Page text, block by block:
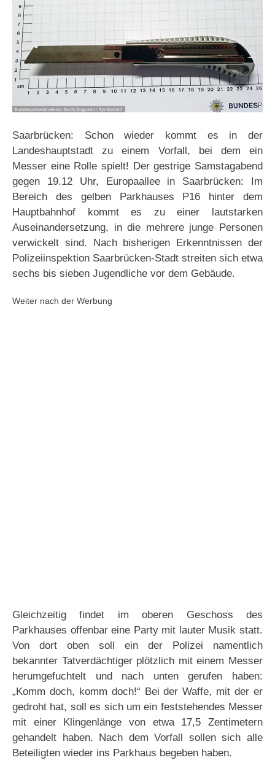
Saarbrücken: Schon wieder kommt es in der
Landeshauptstadt zu einem Vorfall, bei dem ein
Messer eine Rolle spielt! Der gestrige Samstagabend
gegen 19.12 Uhr, Europaallee in Saarbrücken: Im
Bereich des gelben Parkhauses P16 hinter dem
Hauptbahnhof kommt es zu einer lautstarken
Auseinandersetzung, in die mehrere junge Personen
verwickelt sind. Nach bisherigen Erkenntnissen der
Polizeiinspektion Saarbrücken-Stadt streiten sich etwa
sechs bis sieben Jugendliche vor dem Gebäude.
Weiter nach der Werbung
Gleichzeitig findet im oberen Geschoss des
Parkhauses offenbar eine Party mit lauter Musik statt.
Von dort oben soll ein der Polizei namentlich
bekannter Tatverdächtiger plötzlich mit einem Messer
herumgefuchtelt und nach unten gerufen haben:
„Komm doch, komm doch!“ Bei der Waffe, mit der er
gedroht hat, soll es sich um ein feststehendes Messer
mit einer Klingenlänge von etwa 17,5 Zentimetern
gehandelt haben. Nach dem Vorfall sollen sich alle
Beteiligten wieder ins Parkhaus begeben haben.